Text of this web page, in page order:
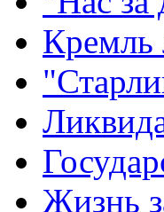
Кремль
Жизнь